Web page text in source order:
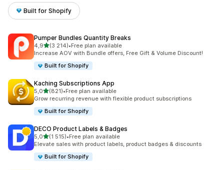
Built for Shopify
Pumper Bundles Quantity Breaks
4,9/ 5 tähteä
(3 214)
3214 arvostelua yhteensä
•Free plan available
Increase AOV with Bundle offers, Free Gift & Volume Discount!
Built for Shopify
Kaching Subscriptions App
5,0/ 5 tähteä
(821)
821 arvostelua yhteensä
•Free plan available
Grow recurring revenue with flexible product subscriptions
Built for Shopify
DECO Product Labels & Badges
5,0/ 5 tähteä
(1 515)
1515 arvostelua yhteensä
•Free plan available
Elevate sales with product labels, product badges & discounts
Built for Shopify